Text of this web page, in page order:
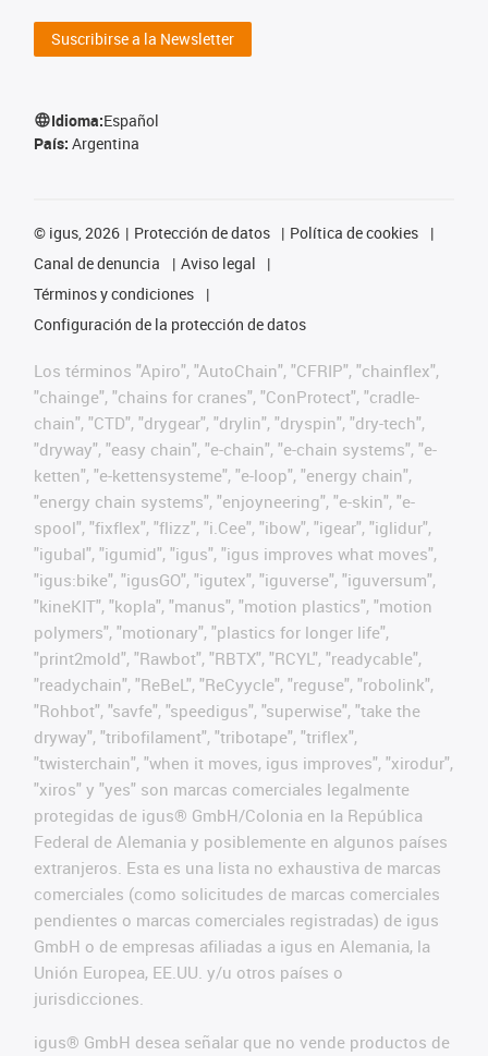
Suscribirse a la Newsletter
Idioma:Español
País: Argentina
© igus, 2026 Protección de datos
Política de cookies
Canal de denuncia
Aviso legal
Términos y condiciones
Configuración de la protección de datos
Los términos "Apiro", "AutoChain", "CFRIP", "chainflex",
"chainge", "chains for cranes", "ConProtect", "cradle-
chain", "CTD", "drygear", "drylin", "dryspin", "dry-tech",
"dryway", "easy chain", "e-chain", "e-chain systems", "e-
ketten", "e-kettensysteme", "e-loop", "energy chain",
"energy chain systems", "enjoyneering", "e-skin", "e-
spool", "fixflex", "flizz", "i.Cee", "ibow", "igear", "iglidur",
"igubal", "igumid", "igus", "igus improves what moves",
"igus:bike", "igusGO", "igutex", "iguverse", "iguversum",
"kineKIT", "kopla", "manus", "motion plastics", "motion
polymers", "motionary", "plastics for longer life",
"print2mold", "Rawbot", "RBTX", "RCYL", "readycable",
"readychain", "ReBeL", "ReCyycle", "reguse", "robolink",
"Rohbot", "savfe", "speedigus", "superwise", "take the
dryway", "tribofilament", "tribotape", "triflex",
"twisterchain", "when it moves, igus improves", "xirodur",
"xiros" y "yes" son marcas comerciales legalmente
protegidas de igus® GmbH/Colonia en la República
Federal de Alemania y posiblemente en algunos países
extranjeros. Esta es una lista no exhaustiva de marcas
comerciales (como solicitudes de marcas comerciales
pendientes o marcas comerciales registradas) de igus
GmbH o de empresas afiliadas a igus en Alemania, la
Unión Europea, EE.UU. y/u otros países o
jurisdicciones.
igus® GmbH desea señalar que no vende productos de